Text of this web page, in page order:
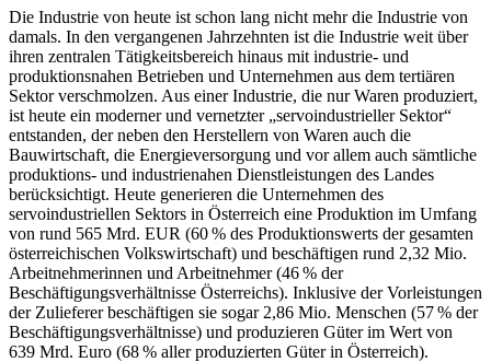
Die Industrie von heute ist schon lang nicht mehr die Industrie von
damals. In den vergangenen Jahrzehnten ist die Industrie weit über
ihren zentralen Tätigkeitsbereich hinaus mit industrie- und
produktionsnahen Betrieben und Unternehmen aus dem tertiären
Sektor verschmolzen. Aus einer Industrie, die nur Waren produziert,
ist heute ein moderner und vernetzter „servoindustrieller Sektor“
entstanden, der neben den Herstellern von Waren auch die
Bauwirtschaft, die Energieversorgung und vor allem auch sämtliche
produktions- und industrienahen Dienstleistungen des Landes
berücksichtigt. Heute generieren die Unternehmen des
servoindustriellen Sektors in Österreich eine Produktion im Umfang
von rund 565 Mrd. EUR (60 % des Produktionswerts der gesamten
österreichischen Volkswirtschaft) und beschäftigen rund 2,32 Mio.
Arbeitnehmerinnen und Arbeitnehmer (46 % der
Beschäftigungsverhältnisse Österreichs). Inklusive der Vorleistungen
der Zulieferer beschäftigen sie sogar 2,86 Mio. Menschen (57 % der
Beschäftigungsverhältnisse) und produzieren Güter im Wert von
639 Mrd. Euro (68 % aller produzierten Güter in Österreich).